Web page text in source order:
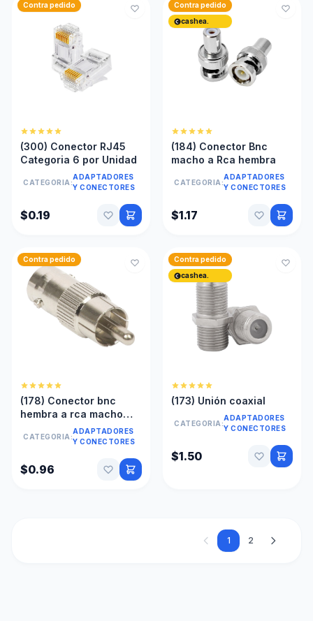
Contra pedido
(300) Conector RJ45
Categoria 6 por Unidad
CATEGORIA:
ADAPTADORES
Y CONECTORES
$0.19
Contra pedido
cashea.
(184) Conector Bnc
macho a Rca hembra
CATEGORIA:
ADAPTADORES
Y CONECTORES
$1.17
Contra pedido
(178) Conector bnc
hembra a rca macho
convertidor bnc a rca
cctv
CATEGORIA:
ADAPTADORES
Y CONECTORES
$0.96
Contra pedido
cashea.
(173) Unión coaxial
CATEGORIA:
ADAPTADORES
Y CONECTORES
$1.50
1 2